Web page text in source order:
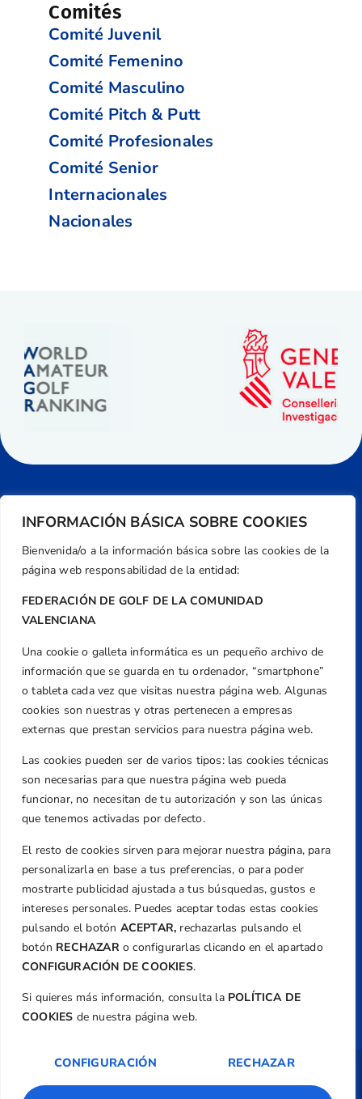
INFORMACIÓN BÁSICA SOBRE COOKIES
Bienvenida/o a la información básica sobre las cookies de la
página web responsabilidad de la entidad:
FEDERACIÓN DE GOLF DE LA COMUNIDAD
VALENCIANA
Una cookie o galleta informática es un pequeño archivo de
información que se guarda en tu ordenador, “smartphone”
o tableta cada vez que visitas nuestra página web. Algunas
cookies son nuestras y otras pertenecen a empresas
externas que prestan servicios para nuestra página web.
Las cookies pueden ser de varios tipos: las cookies técnicas
son necesarias para que nuestra página web pueda
funcionar, no necesitan de tu autorización y son las únicas
que tenemos activadas por defecto.
El resto de cookies sirven para mejorar nuestra página, para
personalizarla en base a tus preferencias, o para poder
mostrarte publicidad ajustada a tus búsquedas, gustos e
intereses personales. Puedes aceptar todas estas cookies
pulsando el botón ACEPTAR, rechazarlas pulsando el
botón RECHAZARo configurarlas clicando en el apartado
CONFIGURACIÓN DE COOKIES.
Si quieres más información, consulta la POLÍTICA DE
COOKIES de nuestra página web.
CONFIGURACIÓN RECHAZAR
Comités
Comité Juvenil
Comité Femenino
Comité Masculino
Comité Pitch & Putt
Comité Profesionales
Comité Senior
Internacionales
Nacionales
Dirección
Centre de L´Esport, Carrer d'Isaac Peral i
Caballero, Nº 5, Despachos 2 y 3, 46980,
Valencia
Teléfono
+34 961 367 799
Email
federacion@golfcv.com
Aviso Legal
Política de Privacidad
Transparencia
Normativa
Federación
TecnoQuatre